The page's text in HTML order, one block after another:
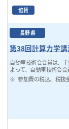
協賛
長野県
第38回計算力学講
自動車技術会会員は、
よって、自動車技術会会
参加費の税込、税抜